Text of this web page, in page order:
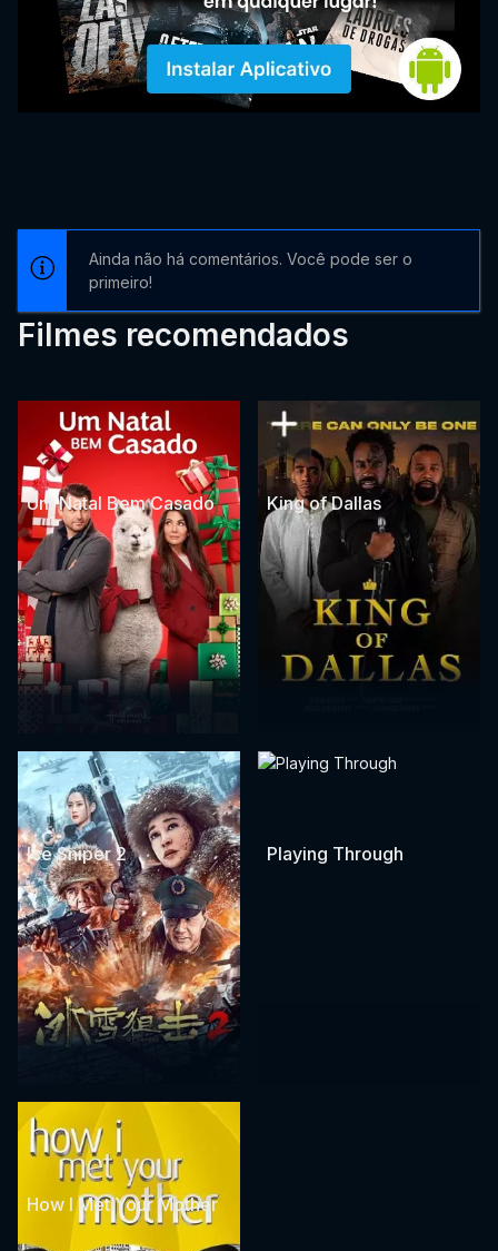
Ainda não há comentários. Você pode ser o
primeiro!
Filmes recomendados
Um Natal Bem Casado King of Dallas
Ice Sniper 2 Playing Through
How I Met Your Mother